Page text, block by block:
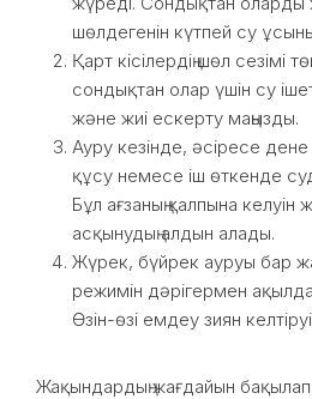
шөлдегенін күтпей су
Қарт кісілердің шөл сезімі
сондықтан олар үшін су
және жиі ескерту маңызды.
Ауру кезінде, әсіресе
құсу немесе іш өткенде
Бұл ағзаның қалпына
асқынудың алдын алады.
Жүрек, бүйрек ауруы бар
режимін дәрігермен
Өзін-өзі емдеу зиян
Жақындардың жағдайын